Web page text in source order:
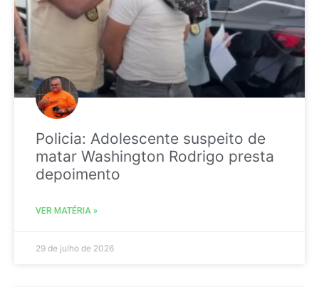
Policia: Adolescente suspeito de
matar Washington Rodrigo presta
depoimento
VER MATÉRIA »
29 de julho de 2026